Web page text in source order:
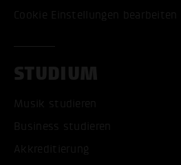
Cookie Einstellungen bearbeiten
STUDIUM
Musik studieren
Business studieren
Akkreditierung